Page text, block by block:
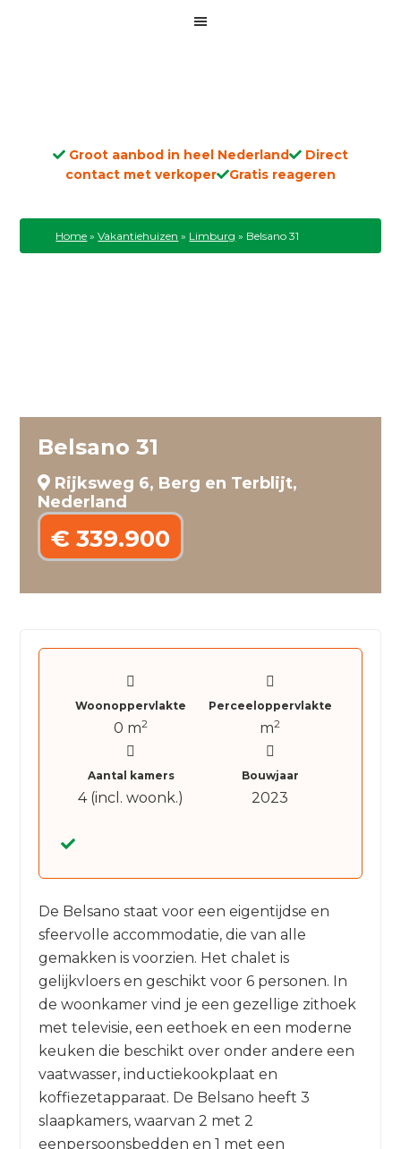
Groot aanbod in heel Nederland
Direct
contact met verkoper
Gratis reageren
Home »Vakantiehuizen » Limburg » Belsano 31
Belsano 31
Rijksweg 6, Berg en Terblijt,
Nederland
€ 339.900
Woonoppervlakte
0 m2
Perceeloppervlakte
m2
Aantal kamers
4 (incl. woonk.)
Bouwjaar
2023
De Belsano staat voor een eigentijdse en
sfeervolle accommodatie, die van alle
gemakken is voorzien. Het chalet is
gelijkvloers en geschikt voor 6 personen. In
de woonkamer vind je een gezellige zithoek
met televisie, een eethoek en een moderne
keuken die beschikt over onder andere een
vaatwasser, inductiekookplaat en
koffiezetapparaat. De Belsano heeft 3
slaapkamers, waarvan 2 met 2
eenpersoonsbedden en 1 met een